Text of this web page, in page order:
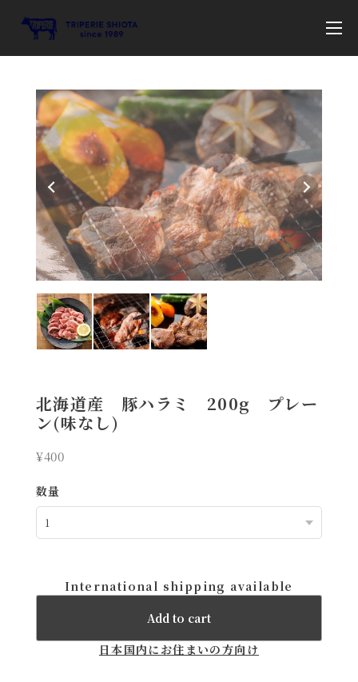
北海道産 豚ハラミ 200g プレー
ン(味なし)
¥400
数量
International shipping available
Add to cart
日本国内にお住まいの方向け